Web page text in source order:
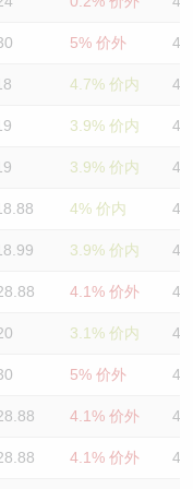
5% 价外
4.7% 价内
3.9% 价内
3.9% 价内
4% 价内
3.9% 价内
4.1% 价外
3.1% 价内
5% 价外
4.1% 价外
4.1% 价外